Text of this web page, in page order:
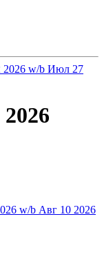
w/b Июл 27
w/b Авг 10 2026